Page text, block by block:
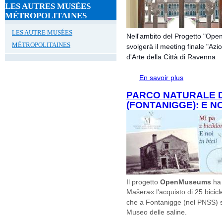
LES AUTRES MUSÉES
MÉTROPOLITAINES
LES AUTRE MUSÉES
MÉTROPOLITAINES
Nell'ambito del Progetto
svolgerà il meeting finale
d'Arte della Città di Ravenna
En savoir plus
PARCO NATURALE
(FONTANIGGE): E
Il progettoOpenMuseums
Mašera« l'acquisto di 25
che a Fontanigge (nel PNSS)
Museo delle saline.